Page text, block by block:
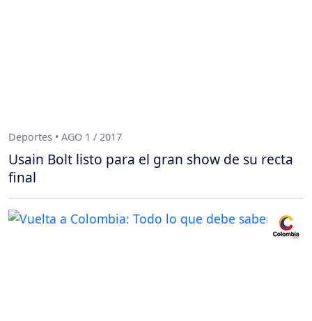
Deportes • AGO 1 / 2017
Usain Bolt listo para el gran show de su recta
final